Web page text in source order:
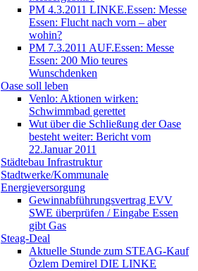
PM 4.3.2011 LINKE.Essen: Messe
Essen: Flucht nach vorn – aber
wohin?
PM 7.3.2011 AUF.Essen: Messe
Essen: 200 Mio teures
Wunschdenken
Oase soll leben
Venlo: Aktionen wirken:
Schwimmbad gerettet
Wut über die Schließung der Oase
besteht weiter: Bericht vom
22.Januar 2011
Städtebau Infrastruktur
Stadtwerke/Kommunale
Energieversorgung
Gewinnabführungsvertrag EVV
SWE überprüfen / Eingabe Essen
gibt Gas
Steag-Deal
Aktuelle Stunde zum STEAG-Kauf
Özlem Demirel DIE LINKE